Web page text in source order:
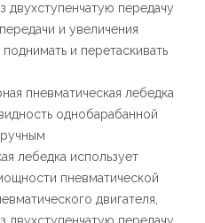
двухступенчатую передачу
и увеличения
и перетаскивать
пневматическая лебедка
однобарабанной
лебедка использует
пневматической
двигателя,